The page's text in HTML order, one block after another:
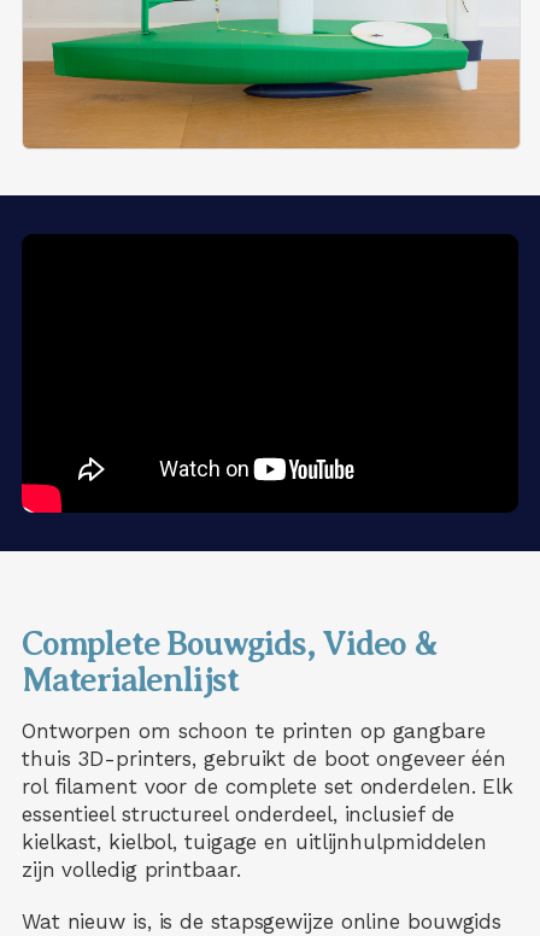
Complete Bouwgids, Video &
Materialenlijst
Ontworpen om schoon te printen op gangbare
thuis 3D-printers, gebruikt de boot ongeveer één
rol filament voor de complete set onderdelen. Elk
essentieel structureel onderdeel, inclusief de
kielkast, kielbol, tuigage en uitlijnhulpmiddelen
zijn volledig printbaar.
Wat nieuw is, is de stapsgewijze online bouwgids